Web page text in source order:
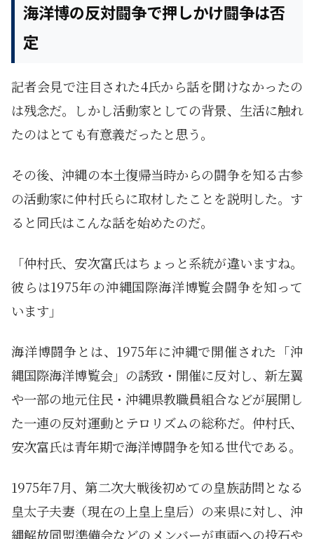
海洋博の反対闘争で押しかけ闘争は否
定
記者会見で注目された4氏から話を聞けなかったの
は残念だ。しかし活動家としての背景、生活に触れ
たのはとても有意義だったと思う。
その後、沖縄の本土復帰当時からの闘争を知る古参
の活動家に仲村氏らに取材したことを説明した。す
ると同氏はこんな話を始めたのだ。
「仲村氏、安次富氏はちょっと系統が違いますね。
彼らは1975年の沖縄国際海洋博覧会闘争を知って
います」
海洋博闘争とは、1975年に沖縄で開催された「沖
縄国際海洋博覧会」の誘致・開催に反対し、新左翼
や一部の地元住民・沖縄県教職員組合などが展開し
た一連の反対運動とテロリズムの総称だ。仲村氏、
安次富氏は青年期で海洋博闘争を知る世代である。
1975年7月、第二次大戦後初めての皇族訪問となる
皇太子夫妻（現在の上皇上皇后）の来県に対し、沖
縄解放同盟準備会などのメンバーが車両への投石や